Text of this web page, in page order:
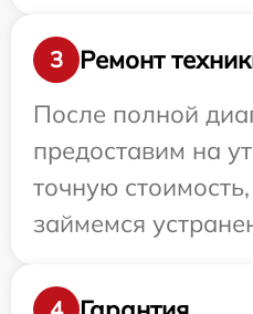
3
Ремонт
После полной
предоставим на
точную
займемся